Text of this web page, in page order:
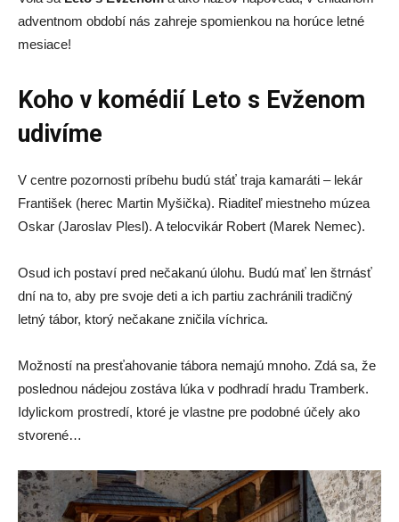
adventnom období nás zahreje spomienkou na horúce letné
mesiace!
Koho v komédií Leto s Evženom
udivíme
V centre pozornosti príbehu budú stáť traja kamaráti – lekár
František (herec Martin Myšička). Riaditeľ miestneho múzea
Oskar (Jaroslav Plesl). A telocvikár Robert (Marek Nemec).
Osud ich postaví pred nečakanú úlohu. Budú mať len štrnásť
dní na to, aby pre svoje deti a ich partiu zachránili tradičný
letný tábor, ktorý nečakane zničila víchrica.
Možností na presťahovanie tábora nemajú mnoho. Zdá sa, že
poslednou nádejou zostáva lúka v podhradí hradu Tramberk.
Idylickom prostredí, ktoré je vlastne pre podobné účely ako
stvorené…